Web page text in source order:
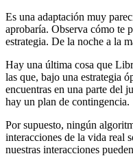
Es una adaptación muy
aprobaría. Observa cómo te
estrategia. De la noche a la
Hay una última cosa que
las que, bajo una estrategia
encuentras en una parte del
hay un plan de contingencia.
Por supuesto, ningún
interacciones de la vida real
nuestras interacciones